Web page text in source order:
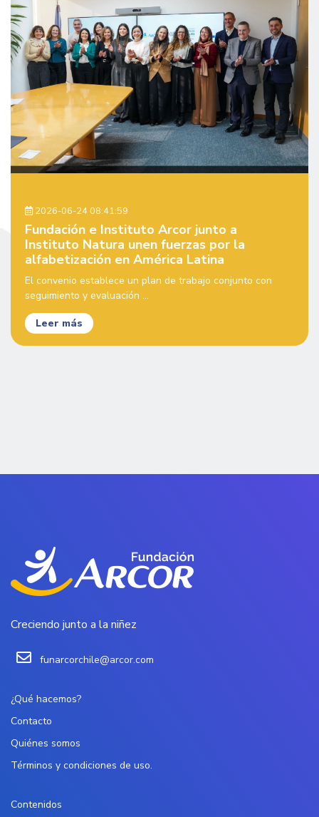
2026-06-24 08:41:59
Fundación e Instituto Arcor junto a
Instituto Natura unen fuerzas por la
alfabetización en América Latina
El convenio establece un plan de trabajo conjunto con
seguimiento y evaluación ...
Leer más
Creciendo junto a la niñez
funarcorchile@arcor.com
¿Qué hacemos?
Contacto
Quiénes somos
Términos y condiciones de uso.
Contenidos